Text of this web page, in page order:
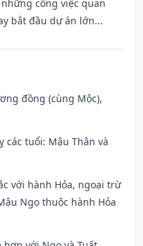
công việc quan
bắt đầu dự án lớn...
đồng (cùng Mộc),
các tuổi: Mậu Thân và
với hành Hỏa, ngoại trừ
Ngọ thuộc hành Hỏa